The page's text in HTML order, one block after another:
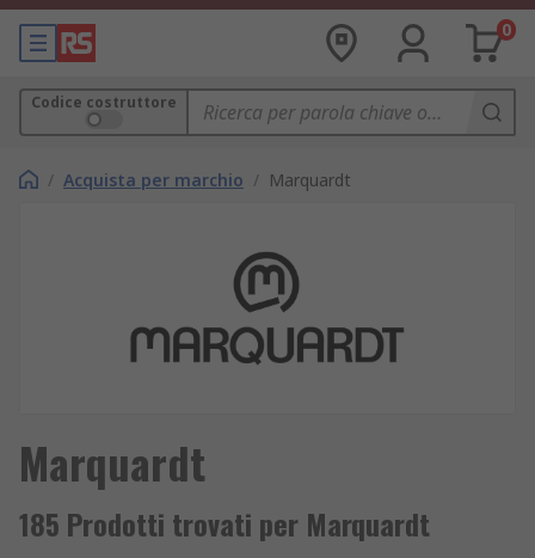
0
Codice costruttore
/ Acquista per marchio / Marquardt
Marquardt
185 Prodotti trovati per Marquardt